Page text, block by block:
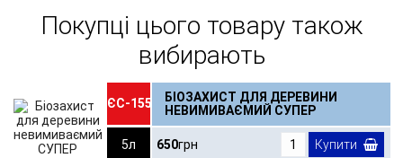
Покупці цього товару також
вибирають
ЄС-155
БІОЗАХИСТ ДЛЯ ДЕРЕВИНИ
НЕВИМИВАЄМИЙ СУПЕР
5л 650грн Купити